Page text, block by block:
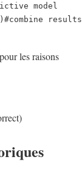
model
#combine
les raisons